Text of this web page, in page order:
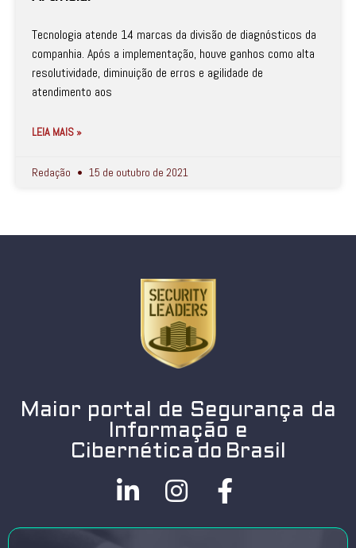
Tecnologia atende 14 marcas da divisão de diagnósticos da
companhia. Após a implementação, houve ganhos como alta
resolutividade, diminuição de erros e agilidade de
atendimento aos
LEIA MAIS »
Redação 15 de outubro de 2021
Maior portal de Segurança da
Informação e
Cibernética do Brasil